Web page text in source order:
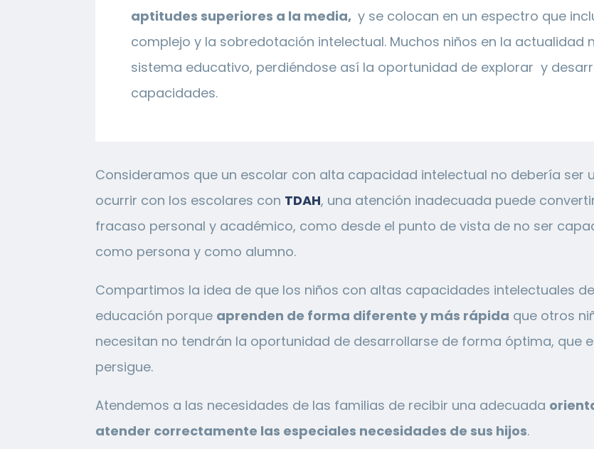
aptitudes superiores a la media, y se colocan en un espectro que
complejo y la sobredotación intelectual. Muchos niños en la actualidad
sistema educativo, perdiéndose así la oportunidad de explorar y
capacidades.
Consideramos que un escolar con alta capacidad intelectual no debería ser
ocurrir con los escolares con TDAH, una atención inadecuada puede
fracaso personal y académico, como desde el punto de vista de no ser
como persona y como alumno.
Compartimos la idea de que los niños con altas capacidades intelectuales
educación porque aprenden de forma diferente y más rápida que otros
necesitan no tendrán la oportunidad de desarrollarse de forma óptima, que
persigue.
Atendemos a las necesidades de las familias de recibir una adecuada
atender correctamente las especiales necesidades de sus hijos.